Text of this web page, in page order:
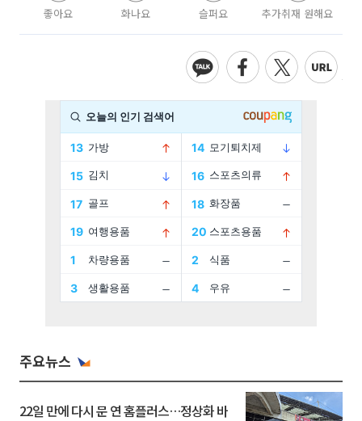
좋아요 화나요 슬퍼요 추가취재 원해요
주요뉴스
22일 만에 다시 문 연 홈플러스…정상화 바